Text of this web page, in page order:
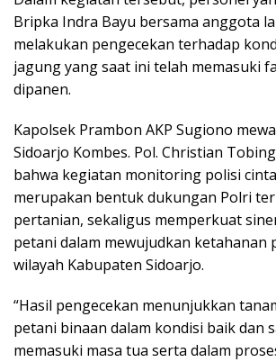
Bripka Indra Bayu bersama anggota
melakukan pengecekan terhadap
jagung yang saat ini telah memasuki
dipanen.
Kapolsek Prambon AKP Sugiono
Sidoarjo Kombes. Pol. Christian
bahwa kegiatan monitoring polisi
merupakan bentuk dukungan Polri
pertanian, sekaligus memperkuat
petani dalam mewujudkan ketahanan
wilayah Kabupaten Sidoarjo.
“Hasil pengecekan menunjukkan
petani binaan dalam kondisi baik dan
memasuki masa tua serta dalam